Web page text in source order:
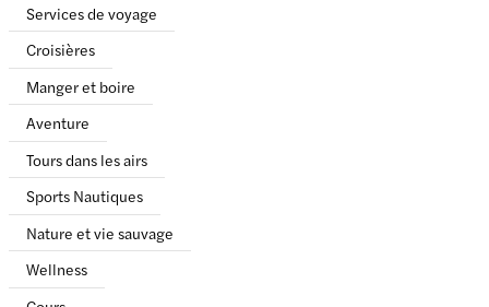
Services de voyage
Croisières
Manger et boire
Aventure
Tours dans les airs
Sports Nautiques
Nature et vie sauvage
Wellness